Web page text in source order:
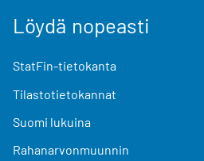
Löydä nopeasti
StatFin-tietokanta
Tilastotietokannat
Suomi lukuina
Rahanarvonmuunnin